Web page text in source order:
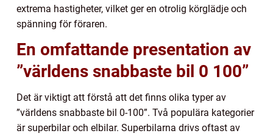
extrema hastigheter, vilket ger en otrolig körglädje och
spänning för föraren.
En omfattande presentation av
”världens snabbaste bil 0 100”
Det är viktigt att förstå att det finns olika typer av
”världens snabbaste bil 0-100”. Två populära kategorier
är superbilar och elbilar. Superbilarna drivs oftast av